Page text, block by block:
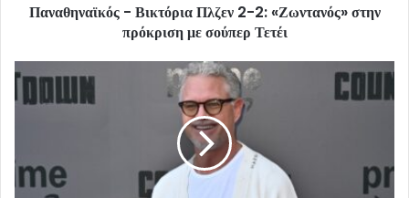
Παναθηναϊκός - Βικτόρια Πλζεν 2-2: «Ζωντανός» στην
πρόκριση με σούπερ Τετέι